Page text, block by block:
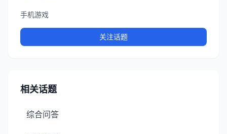
手机游戏
关注话题
相关话题
综合问答